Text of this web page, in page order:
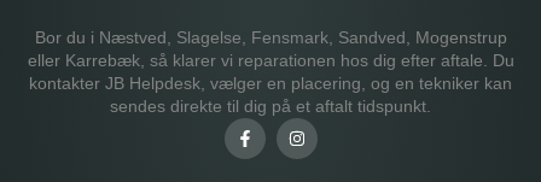
Bor du i Næstved, Slagelse, Fensmark, Sandved, Mogenstrup
eller Karrebæk, så klarer vi reparationen hos dig efter aftale. Du
kontakter JB Helpdesk, vælger en placering, og en tekniker kan
sendes direkte til dig på et aftalt tidspunkt.